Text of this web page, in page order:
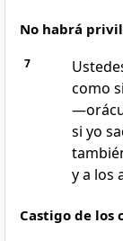
No habrá
7
como
si yo
y a los
Castigo de los